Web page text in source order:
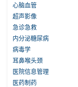
心脑血管
超声影像
急诊急救
内分泌糖尿病
病毒学
耳鼻喉头颈
医院信息管理
医药制药